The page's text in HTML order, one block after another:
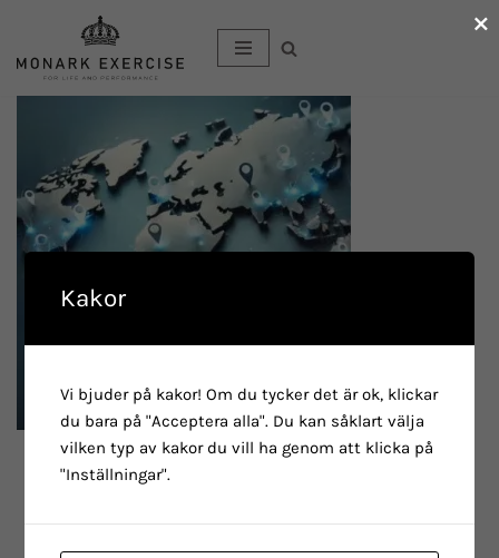
Hoppa
×
Kakor
Vi bjuder på kakor! Om du tycker det är ok, klickar
du bara på "Acceptera alla". Du kan såklart välja
vilken typ av kakor du vill ha genom att klicka på
"Inställningar".